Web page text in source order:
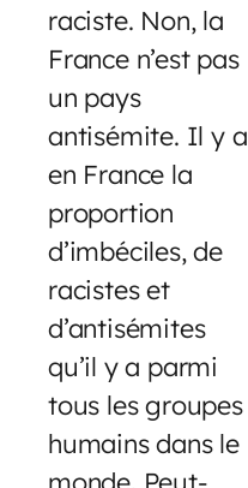
raciste. Non, la
France n’est pas
un pays
antisémite. Il y a
en France la
proportion
d’imbéciles, de
racistes et
d’antisémites
qu’il y a parmi
tous les groupes
humains dans le